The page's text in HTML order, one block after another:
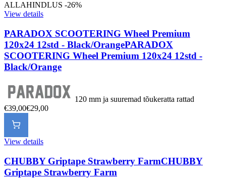
ALLAHINDLUS -26%
View details
PARADOX SCOOTERING Wheel Premium
120x24 12std - Black/OrangePARADOX
SCOOTERING Wheel Premium 120x24 12std -
Black/Orange
120 mm ja suuremad tõukeratta rattad
€39,00€29,00
View details
CHUBBY Griptape Strawberry FarmCHUBBY
Griptape Strawberry Farm